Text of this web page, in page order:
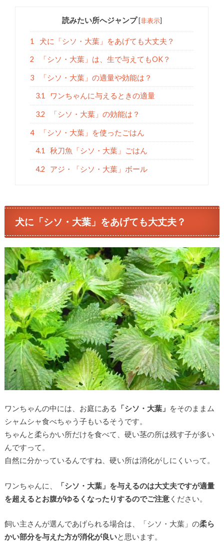
読みたい所へジャンプ [非表示]
1 犬に「シソ・大葉」をあげても大丈夫？
2 「シソ・大葉」は、生で与えてもOK？
3 「シソ・大葉」の適量や効能は？
3.1 ワンちゃんに与えるときの適量
3.2 「シソ・大葉」の効能は？
4 「シソ・大葉」を使ったごはん
4.1 秋刀魚「シソ・大葉」ごはん
4.2 アジ・「シソ・大葉」ボール
犬に「シソ・大葉」をあげても大丈夫？
ワンちゃんの中には、お庭にある 「シソ・大葉」 をそのままム
シャムシャ食べちゃう子もいるそうです。
ちゃんと柔らかい所だけを食べて、硬い茎の所は残す子が多い
んですって。
自然に分かっているんですね、硬い所は消化がしにくいって。
ワンちゃんに、
「シソ・大葉」を与えるのは大丈夫ですが適量
を超えるとお腹がゆるくなったりするのでご注意ください。
飼い主さんが選んであげられる場合は、「シソ・大葉」の柔ら
かい部分を与えた方が消化が良いと思います。